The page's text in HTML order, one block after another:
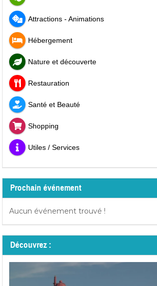
Attractions - Animations
Hébergement
Nature et découverte
Restauration
Santé et Beauté
Shopping
Utiles / Services
Prochain événement
Aucun événement trouvé !
Découvrez :